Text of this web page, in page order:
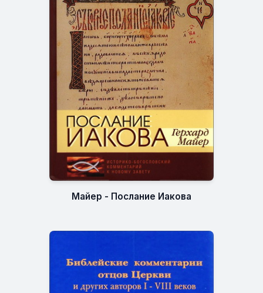
Майер - Послание Иакова